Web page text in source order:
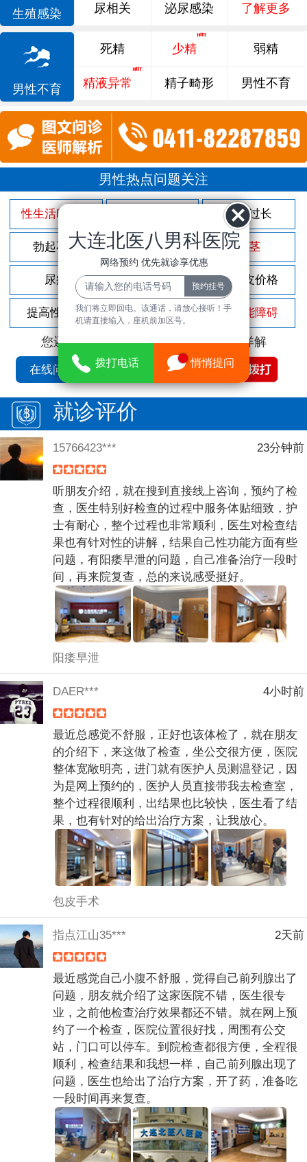
生殖感染 尿相关 泌尿感染 了解更多
男性不育
死精 少精 弱精
精液异常 精子畸形 男性不育
男性热点问题关注
性生活时间短 包皮过长
勃起不坚 尿频尿急 包茎
尿痛 前列腺炎 割包皮价格
提高性功能 龟头敏感 性功能障碍
您还可以拨打免费咨询电话立即为您详解
在线问诊
就诊评价
15766423*** 23分钟前
听朋友介绍，就在搜到直接线上咨询，预约了检
查，医生特别好检查的过程中服务体贴细致，护
士有耐心，整个过程也非常顺利，医生对检查结
果也有针对性的讲解，结果自己性功能方面有些
问题，有阳痿早泄的问题，自己准备治疗一段时
间，再来院复查，总的来说感受挺好。
阳痿早泄
DAER*** 4小时前
最近总感觉不舒服，正好也该体检了，就在朋友
的介绍下，来这做了检查，坐公交很方便，医院
整体宽敞明亮，进门就有医护人员测温登记，因
为是网上预约的，医护人员直接带我去检查室，
整个过程很顺利，出结果也比较快，医生看了结
果，也有针对的给出治疗方案，让我放心。
包皮手术
指点江山35*** 2天前
最近感觉自己小腹不舒服，觉得自己前列腺出了
问题，朋友就介绍了这家医院不错，医生很专
业，之前他检查治疗效果都还不错。就在网上预
约了一个检查，医院位置很好找，周围有公交
站，门口可以停车。到院检查都很方便，全程很
顺利，检查结果和我想一样，自己前列腺出现了
问题，医生也给出了治疗方案，开了药，准备吃
一段时间再来复查。
大连北医八男科医院
网络预约 优先就诊享优惠
我们将立即回电。该通话，请放心接听！手
机请直接输入，座机前加区号。
拨打电话 悄悄提问